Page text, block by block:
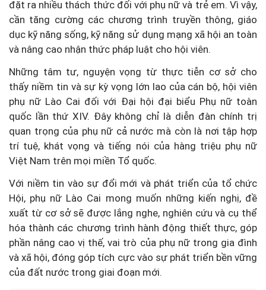
đặt ra nhiều thách thức đối với phụ nữ và trẻ em. Vì vậy,
cần tăng cường các chương trình truyền thông, giáo
dục kỹ năng sống, kỹ năng sử dụng mạng xã hội an toàn
và nâng cao nhận thức pháp luật cho hội viên.
Những tâm tư, nguyện vọng từ thực tiễn cơ sở cho
thấy niềm tin và sự kỳ vọng lớn lao của cán bộ, hội viên
phụ nữ Lào Cai đối với Đại hội đại biểu Phụ nữ toàn
quốc lần thứ XIV. Đây không chỉ là diễn đàn chính trị
quan trọng của phụ nữ cả nước mà còn là nơi tập hợp
trí tuệ, khát vọng và tiếng nói của hàng triệu phụ nữ
Việt Nam trên mọi miền Tổ quốc.
Với niềm tin vào sự đổi mới và phát triển của tổ chức
Hội, phụ nữ Lào Cai mong muốn những kiến nghị, đề
xuất từ cơ sở sẽ được lắng nghe, nghiên cứu và cụ thể
hóa thành các chương trình hành động thiết thực, góp
phần nâng cao vị thế, vai trò của phụ nữ trong gia đình
và xã hội, đóng góp tích cực vào sự phát triển bền vững
của đất nước trong giai đoạn mới.